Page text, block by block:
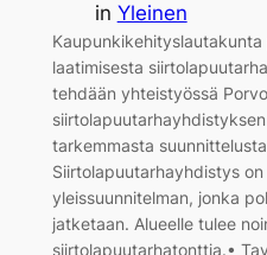
in Yleinen
laatimisesta
tehdään yhteistyössä
tarkemmasta
Siirtolapuutarhayhdistys
yleissuunnitelman, jonka
jatketaan. Alueelle tulee
siirtolapuutarhatonttia.•